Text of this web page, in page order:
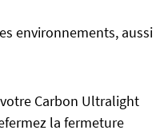
environnements, aussi
Carbon Ultralight
la fermeture